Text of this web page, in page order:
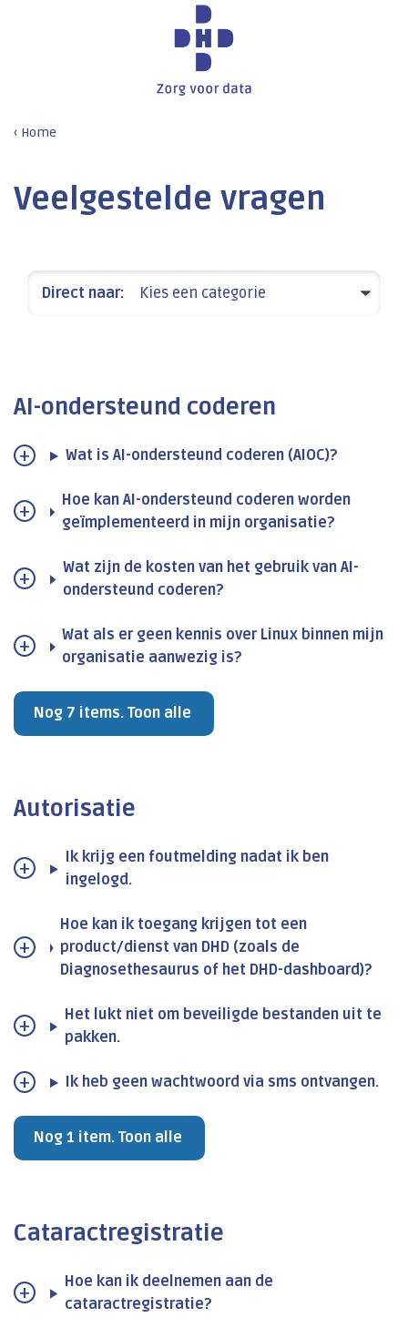
Home
Veelgestelde vragen
Direct naar: Kies een categorie
AI-ondersteund coderen
Wat is AI-ondersteund coderen (AIOC)?
Hoe kan AI-ondersteund coderen worden
geïmplementeerd in mijn organisatie?
Wat zijn de kosten van het gebruik van AI-
ondersteund coderen?
Wat als er geen kennis over Linux binnen mijn
organisatie aanwezig is?
Nog 7 items. Toon alle
Autorisatie
Ik krijg een foutmelding nadat ik ben
ingelogd.
Hoe kan ik toegang krijgen tot een
product/dienst van DHD (zoals de
Diagnosethesaurus of het DHD-dashboard)?
Het lukt niet om beveiligde bestanden uit te
pakken.
Ik heb geen wachtwoord via sms ontvangen.
Nog 1 item. Toon alle
Cataractregistratie
Hoe kan ik deelnemen aan de
cataractregistratie?